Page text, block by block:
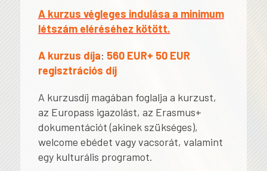
A kurzus végleges indulása a minimum
létszám eléréséhez kötött.
A kurzus díja: 560 EUR+ 50 EUR
regisztrációs díj
A kurzusdíj magában foglalja a kurzust,
az Europass igazolást, az Erasmus+
dokumentációt (akinek szükséges),
welcome ebédet vagy vacsorát, valamint
egy kulturális programot.